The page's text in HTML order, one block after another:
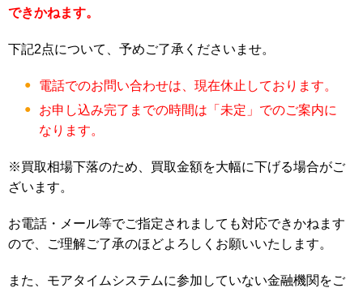
できかねます。
下記2点について、予めご了承くださいませ。
電話でのお問い合わせは、現在休止しております。
お申し込み完了までの時間は「未定」でのご案内に
なります。
※買取相場下落のため、買取金額を大幅に下げる場合がご
ざいます。
お電話・メール等でご指定されましても対応できかねます
ので、ご理解ご了承のほどよろしくお願いいたします。
また、モアタイムシステムに参加していない金融機関をご